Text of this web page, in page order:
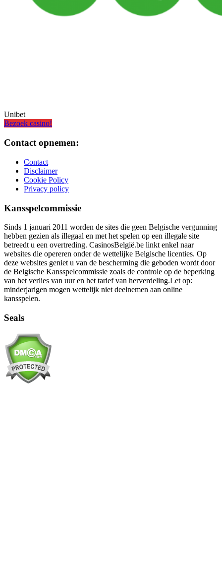
Unibet
Bezoek casino!
Contact opnemen:
Contact
Disclaimer
Cookie Policy
Privacy policy
Kansspelcommissie
Sinds 1 januari 2011 worden de sites die geen Belgische vergunning
hebben gezien als illegaal en met het spelen op een illegale site
betreedt u een overtreding. CasinosBelgië.be linkt enkel naar
websites die opereren onder de wettelijke Belgische licenties. Op
deze websites geniet u van de bescherming die geboden wordt door
de Belgische Kansspelcommissie zoals de controle op de beperking
van het verlies van uur en het tarief van herverdeling.Let op:
minderjarigen mogen wettelijk niet deelnemen aan online
kansspelen.
Seals